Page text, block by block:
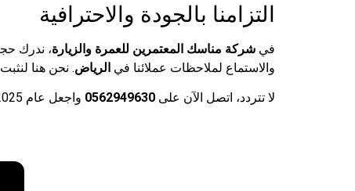
التزامنا بالجودة والاحترافية
في شركة مناسك المعتمرين للعمرة والزيارة
والاستماع لملاحظات عملائنا في الرياض. نحن هنا
لا تتردد، اتصل الآن على 0562949630 واجعل عام 2025 عاماً مميزاً بزيارة أطهر بقاع الأرض مع